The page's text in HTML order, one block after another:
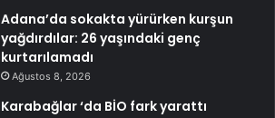
Adana’da sokakta yürürken kurşun
yağdırdılar: 26 yaşındaki genç
kurtarılamadı
Ağustos 8, 2026
Karabağlar ‘da BİO fark yarattı